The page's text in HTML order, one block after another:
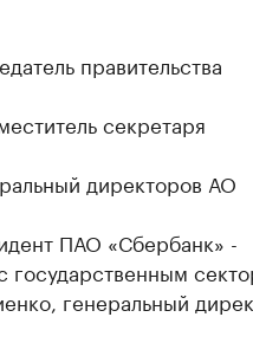
правительства
секретаря
директоров АО
ПАО «Сбербанк» -
государственным
генеральный